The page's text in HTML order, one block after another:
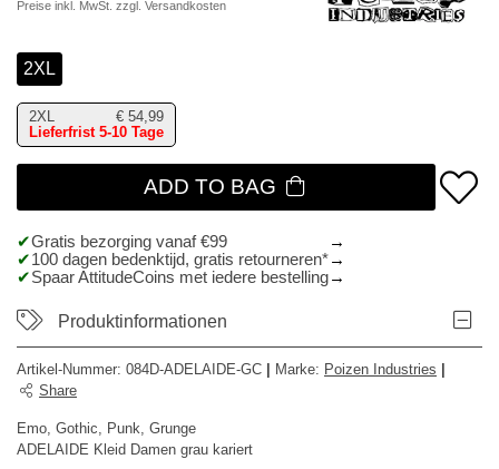
Preise inkl. MwSt. zzgl. Versandkosten
2XL
2XL € 54,99
Lieferfrist 5-10 Tage
ADD TO BAG
Gratis bezorging vanaf €99
100 dagen bedenktijd, gratis retourneren*
Spaar AttitudeCoins met iedere bestelling
Produktinformationen
Artikel-Nummer: 084D-ADELAIDE-GC Marke: Poizen Industries
Share
Emo, Gothic, Punk, Grunge
ADELAIDE Kleid Damen grau kariert